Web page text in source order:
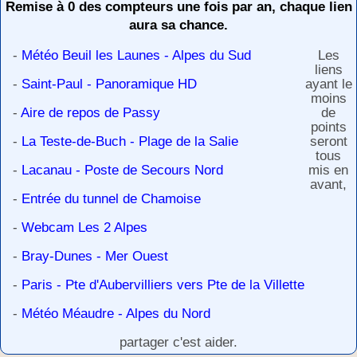
Remise à 0 des compteurs une fois par an, chaque lien
aura sa chance.
- Météo Beuil les Launes - Alpes du Sud
- Saint-Paul - Panoramique HD
- Aire de repos de Passy
- La Teste-de-Buch - Plage de la Salie
- Lacanau - Poste de Secours Nord
- Entrée du tunnel de Chamoise
- Webcam Les 2 Alpes
- Bray-Dunes - Mer Ouest
- Paris - Pte d'Aubervilliers vers Pte de la Villette
- Météo Méaudre - Alpes du Nord
Les
liens
ayant le
moins
de
points
seront
tous
mis en
avant,
partager c'est aider.